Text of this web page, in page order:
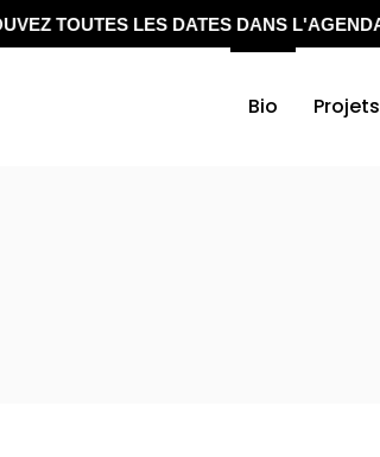
TOUTES LES DATES DANS L'AGENDA !
Bio Projets